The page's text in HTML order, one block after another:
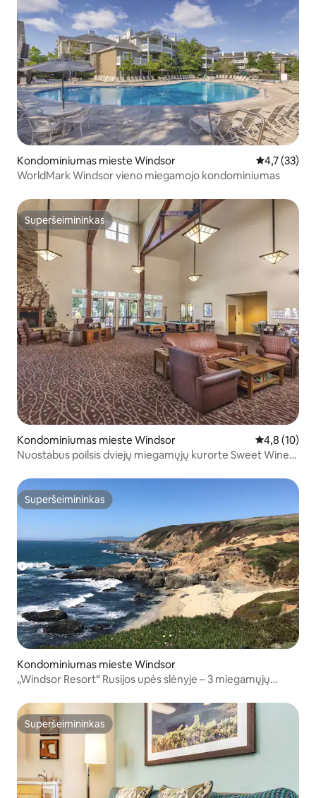
Kondominiumas mieste Windsor Vidutinis
4,7 (33)
WorldMark Windsor vieno miegamojo kondominiumas
Superšeimininkas
Superšeimininkas
Kondominiumas mieste Windsor Vidutinis
4,8 (10)
Nuostabus poilsis dviejų miegamųjų kurorte Sweet Wine
Superšeimininkas
Superšeimininkas
Kondominiumas mieste Windsor
„Windsor Resort“ Rusijos upės slėnyje – 3 miegamųjų
Superšeimininkas
Superšeimininkas